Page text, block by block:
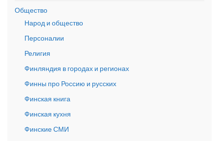
Общество
Народ и общество
Персоналии
Религия
Финляндия в городах и регионах
Финны про Россию и русских
Финская книга
Финская кухня
Финские СМИ